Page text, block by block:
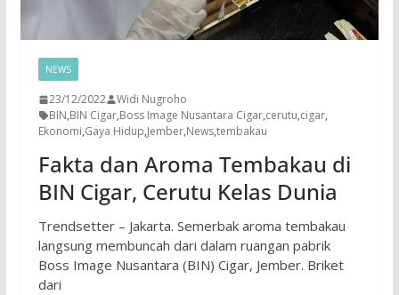
NEWS
23/12/2022
Widi Nugroho
BIN,BIN Cigar,Boss Image Nusantara Cigar,cerutu,cigar,
Ekonomi,Gaya Hidup,Jember,News,tembakau
Fakta dan Aroma Tembakau di
BIN Cigar, Cerutu Kelas Dunia
Trendsetter – Jakarta. Semerbak aroma tembakau
langsung membuncah dari dalam ruangan pabrik
Boss Image Nusantara (BIN) Cigar, Jember. Briket
dari